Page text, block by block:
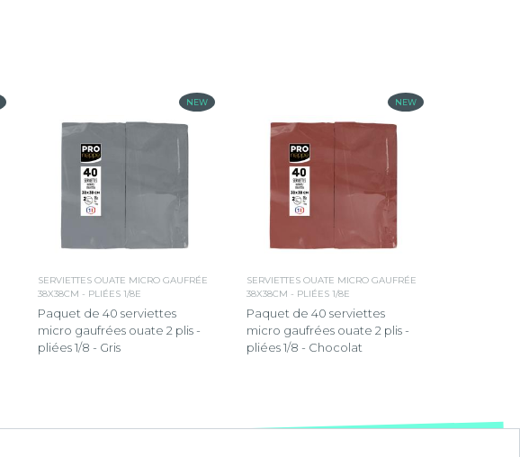
NEW
SERVIETTES OUATE MICRO GAUFRÉE
38X38CM - PLIÉES 1/8E
Paquet de 40 serviettes
micro gaufrées ouate 2 plis -
pliées 1/8 - Gris
NEW
SERVIETTES OUATE MICRO GAUFRÉE
38X38CM - PLIÉES 1/8E
Paquet de 40 serviettes
micro gaufrées ouate 2 plis -
pliées 1/8 - Chocolat